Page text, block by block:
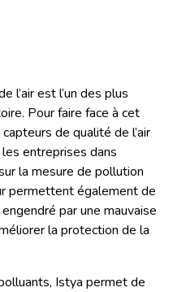
l’air est l’un des plus
Pour faire face à cet
de qualité de l’air
entreprises dans
la mesure de pollution
permettent également de
par une mauvaise
la protection de la
Istya permet de